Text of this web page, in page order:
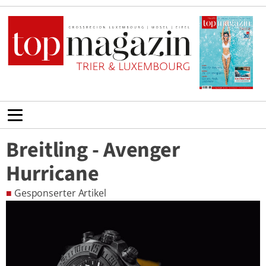
Breitling - Avenger
Hurricane
■ Gesponserter Artikel